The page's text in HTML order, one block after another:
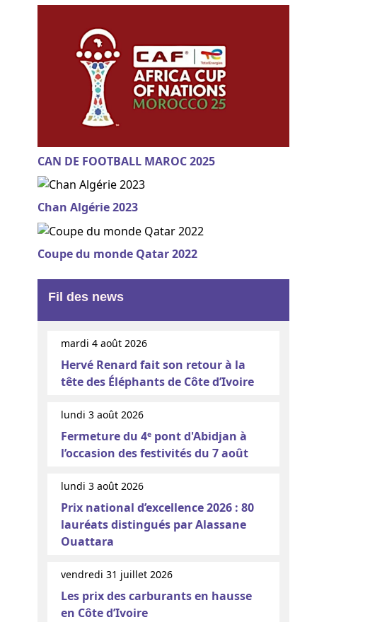
CAN DE FOOTBALL MAROC 2025
Chan Algérie 2023
Coupe du monde Qatar 2022
Fil des news
mardi 4 août 2026
Hervé Renard fait son retour à la
tête des Éléphants de Côte d’Ivoire
lundi 3 août 2026
Fermeture du 4ᵉ pont d'Abidjan à
l’occasion des festivités du 7 août
lundi 3 août 2026
Prix national d’excellence 2026 : 80
lauréats distingués par Alassane
Ouattara
vendredi 31 juillet 2026
Les prix des carburants en hausse
en Côte d’Ivoire